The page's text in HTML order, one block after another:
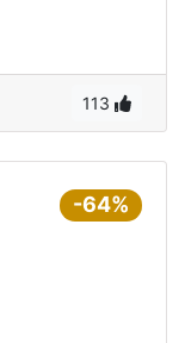
113
-64%